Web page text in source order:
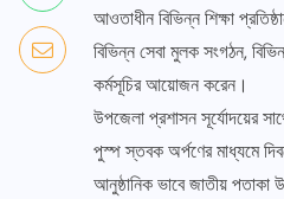
আওতাধীন বিভিন্ন শিক্ষা
বিভিন্ন সেবা মুলক সংগঠন,
কর্মসূচির আয়োজন করেন।
উপজেলা প্রশাসন সূর্যোদয়ের
পুস্প স্তবক অর্পণের মাধ্যমে
আনুষ্ঠানিক ভাবে জাতীয়